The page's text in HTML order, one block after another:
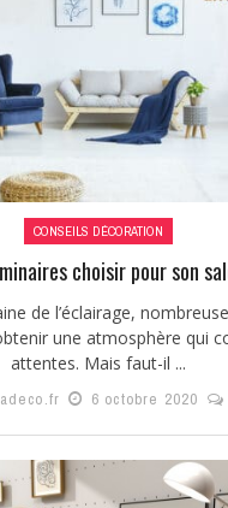
CONSEILS DÉCORATION
choisir pour son
de l’éclairage,
une atmosphère qui
attentes. Mais faut-il ...
6 octobre 2020